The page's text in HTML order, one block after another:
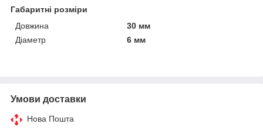
Габаритні розміри
Довжина
30 мм
Діаметр
6 мм
Умови доставки
Нова Пошта